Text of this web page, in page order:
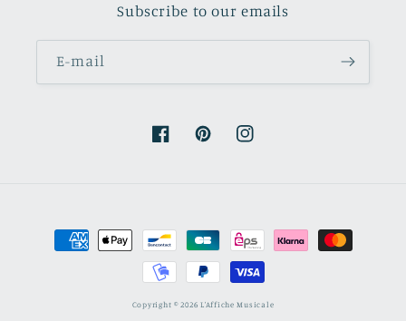
Subscribe to our emails
E-mail
FacebookPinterestInstagram
Moyens
Copyright © 2026 L'Affiche Musicale